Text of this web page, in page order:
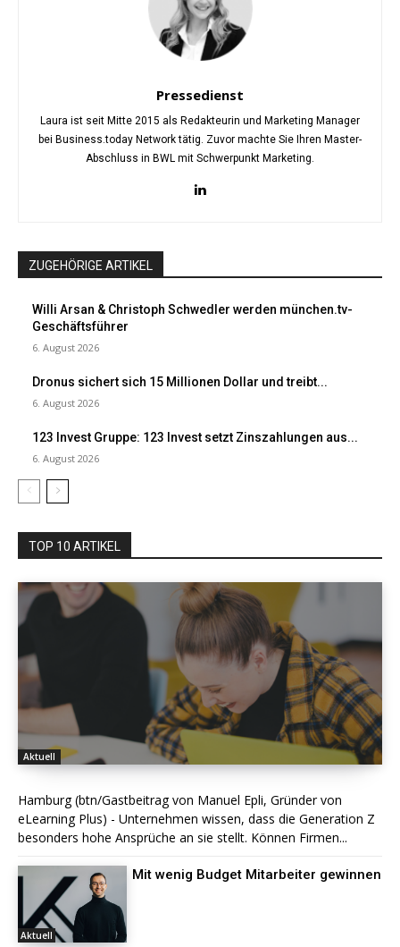
Pressedienst
Laura ist seit Mitte 2015 als Redakteurin und Marketing Manager
bei Business.today Network tätig. Zuvor machte Sie Ihren Master-
Abschluss in BWL mit Schwerpunkt Marketing.
ZUGEHÖRIGE ARTIKEL
Willi Arsan & Christoph Schwedler werden münchen.tv-
Geschäftsführer
6. August 2026
Dronus sichert sich 15 Millionen Dollar und treibt...
6. August 2026
123 Invest Gruppe: 123 Invest setzt Zinszahlungen aus...
6. August 2026
TOP 10 ARTIKEL
Aktuell
Hamburg (btn/Gastbeitrag von Manuel Epli, Gründer von
eLearning Plus) - Unternehmen wissen, dass die Generation Z
besonders hohe Ansprüche an sie stellt. Können Firmen...
Aktuell
Mit wenig Budget Mitarbeiter gewinnen